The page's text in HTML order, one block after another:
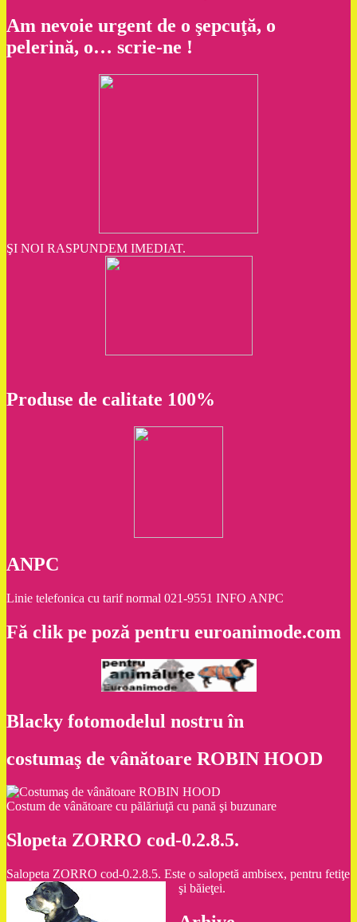
Am nevoie urgent de o şepcuţă, o
pelerină, o… scrie-ne !
ŞI NOI RASPUNDEM IMEDIAT.
Produse de calitate 100%
ANPC
Linie telefonica cu tarif normal 021-9551 INFO ANPC
Fă clik pe poză pentru euroanimode.com
Blacky fotomodelul nostru în
costumaş de vânătoare ROBIN HOOD
Costum de vânătoare cu pălăriuţă cu pană şi buzunare
Slopeta ZORRO cod-0.2.8.5.
Salopeta ZORRO cod-0.2.8.5. Este o salopetă ambisex, pentru fetiţe
şi băieţei.